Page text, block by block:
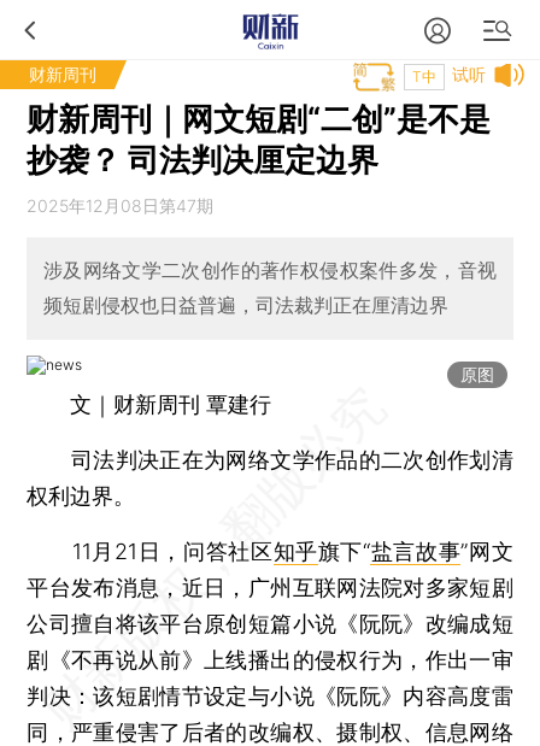
财新周刊 试听
T中
财新周刊｜网文短剧“二创”是不是
抄袭？ 司法判决厘定边界
2025年12月08日第47期
涉及网络文学二次创作的著作权侵权案件多发，音视
频短剧侵权也日益普遍，司法裁判正在厘清边界
原图
文｜财新周刊 覃建行
司法判决正在为网络文学作品的二次创作划清
权利边界。
11月21日，问答社区知乎旗下“盐言故事”网文
平台发布消息，近日，广州互联网法院对多家短剧
公司擅自将该平台原创短篇小说《阮阮》改编成短
剧《不再说从前》上线播出的侵权行为，作出一审
判决：该短剧情节设定与小说《阮阮》内容高度雷
同，严重侵害了后者的改编权、摄制权、信息网络